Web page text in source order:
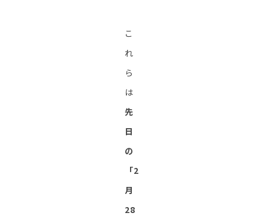
こ
れ
ら
は
先
日
の
「2
月
28